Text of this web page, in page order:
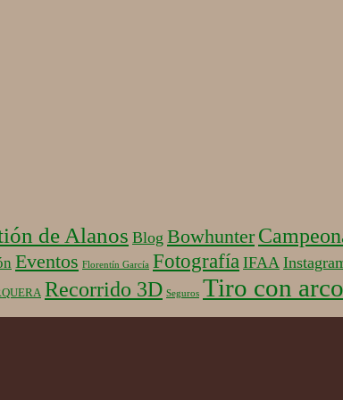
de Alanos Blog Bowhunter
Eventos Florentín García Fotografía IFAA
Recorrido 3D Seguros Tiro con arco